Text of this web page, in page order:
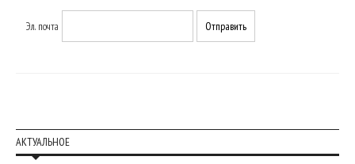
Эл. почта
АКТУАЛЬНОЕ